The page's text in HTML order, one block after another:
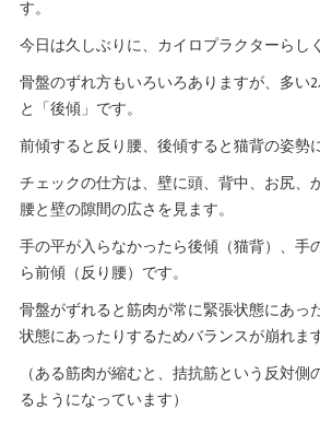
す。
今日は久しぶりに、カイロプラクターらし
骨盤のずれ方もいろいろありますが、多い2
と「後傾」です。
前傾すると反り腰、後傾すると猫背の姿勢
チェックの仕方は、壁に頭、背中、お尻、
腰と壁の隙間の広さを見ます。
手の平が入らなかったら後傾（猫背）、手
ら前傾（反り腰）です。
骨盤がずれると筋肉が常に緊張状態にあっ
状態にあったりするためバランスが崩れま
（ある筋肉が縮むと、拮抗筋という反対
るようになっています）